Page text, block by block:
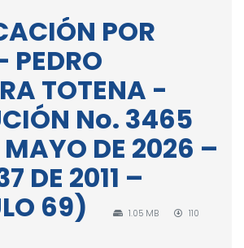
POR
PEDRO
TOTENA -
No. 3465
MAYO DE 2026 –
DE 2011 –
69)
1.05 MB 110